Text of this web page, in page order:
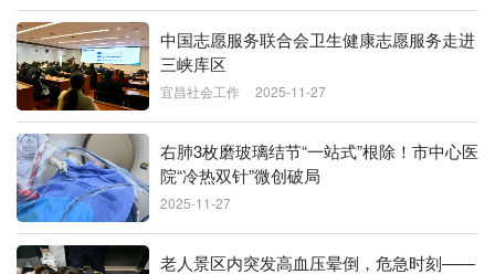
中国志愿服务联合会卫生健康志愿服务走进
三峡库区
宜昌社会工作 2025-11-27
右肺3枚磨玻璃结节“一站式”根除！市中心医
院“冷热双针”微创破局
2025-11-27
老人景区内突发高血压晕倒，危急时刻——